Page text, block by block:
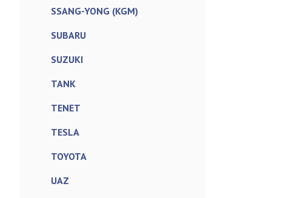
SSANG-YONG (KGM)
SUBARU
SUZUKI
TANK
TENET
TESLA
TOYOTA
UAZ